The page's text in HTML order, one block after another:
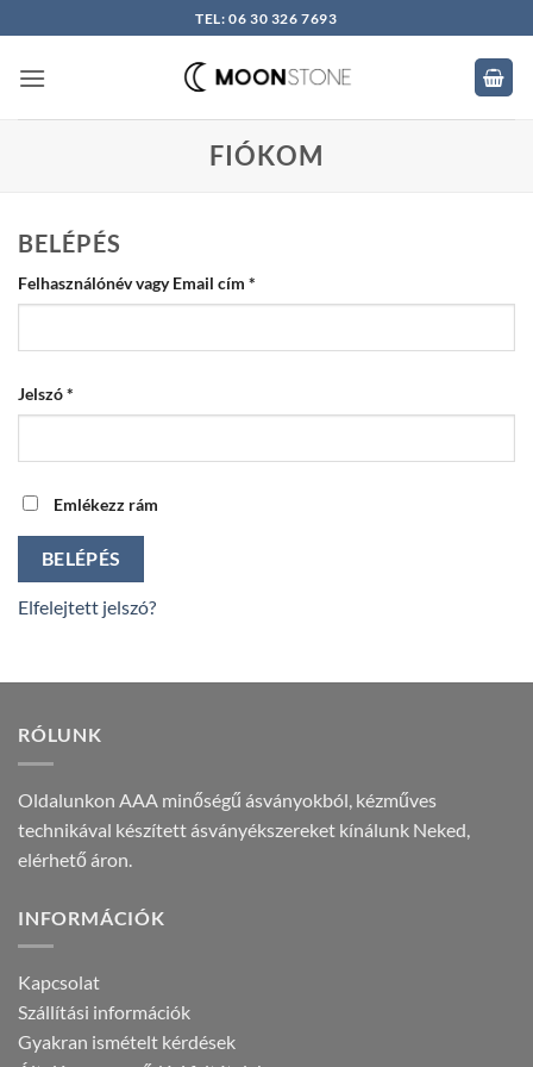
to
content
TEL: 06 30 326 7693
FIÓKOM
BELÉPÉS
Felhasználónév vagy Email cím *
Jelszó*
Emlékezz rám
BELÉPÉS
Elfelejtett jelszó?
RÓLUNK
Oldalunkon AAA minőségű ásványokból, kézműves
technikával készített ásványékszereket kínálunk Neked,
elérhető áron.
INFORMÁCIÓK
Kapcsolat
Szállítási információk
Gyakran ismételt kérdések